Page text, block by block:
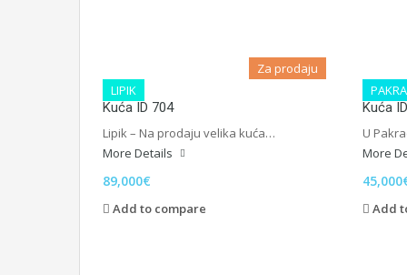
LIPIK
Za prodaju
Kuća ID 704
Lipik – Na prodaju velika kuća…
More Details
89,000€
Add to compare
Kuća
U
More
Add